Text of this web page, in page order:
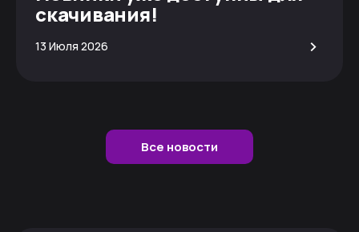
скачивания!
13 Июля 2026 >
Все новости